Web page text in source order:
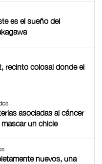
es el sueño del
recinto colosal donde el
asociadas al cáncer
un chicle
nuevos, una